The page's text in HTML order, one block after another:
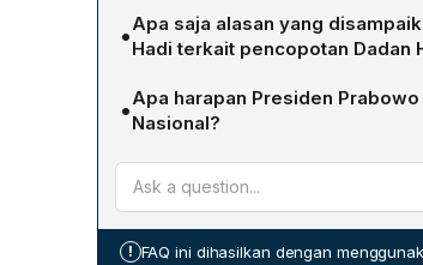
Presiden Prabowo Subianto
Gizi Nasional. Pengganti Dadan
yang secara resmi akan
•Apa saja alasan yang
Hadi terkait pencopotan Dadan
Prasetyo Hadi menjelaskan bahwa
pemantauan dan evaluasi selama
tata kelola lembaga, serta
menjadi pertimbangan utama
•Apa harapan Presiden
Nasional?
Presiden berharap ketiga pimpinan
internal, memperkuat koordinasi
meningkatkan sinergi dengan
! FAQ ini dihasilkan dengan